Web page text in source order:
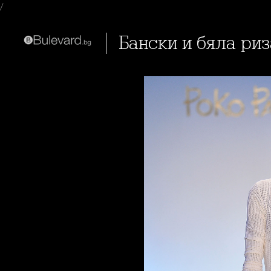
/
Бански и бяла